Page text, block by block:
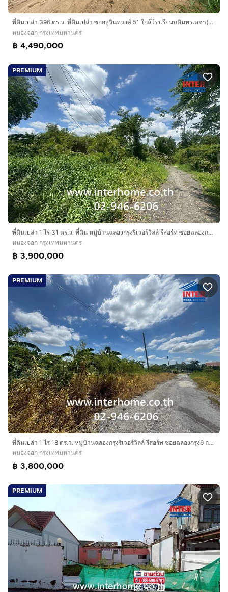
ที่ดินเปล่า 396 ตร.ว. ที่ดินเปล่า ซอยสุวินทวงศ์ 51 ใกล้โรงเรียนบดินทรเดชา(สิงส์ สิงหเสนี) 4 ถนนสุวินทวงศ์ เขตหนองจอก กรุงเทพมหานคร
หนองจอก กรุงเทพมหานคร
฿ 4,490,000
PREMIUM
ที่ดินเปล่า 1 ไร่ 31 ตร.ว. ที่ดิน หมู่บ้านฉลองกรุงริเวอร์วิลล์ รีสอร์ท ซอยฉลองกรุง6 ถนนฉลองกรุง เขตหนองจอก กรุงเทพมหานคร
หนองจอก กรุงเทพมหานคร
฿ 3,900,000
PREMIUM
ที่ดินเปล่า 1 ไร่ 18 ตร.ว. หมู่บ้านฉลองกรุงริเวอร์วิลล์ รีสอร์ท ซอยฉลองกรุง6 ถนนฉลองกรุง เขตหนองจอก กรุงเทพมหานคร
หนองจอก กรุงเทพมหานคร
฿ 3,800,000
PREMIUM